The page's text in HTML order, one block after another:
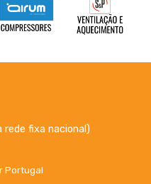
rede fixa nacional)
Portugal